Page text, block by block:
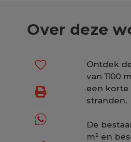
Over deze
Ontdek
van 1100
een korte
stranden.
De
m² en